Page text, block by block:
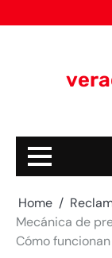
to
Home
Mecánica de
Cómo funcionan